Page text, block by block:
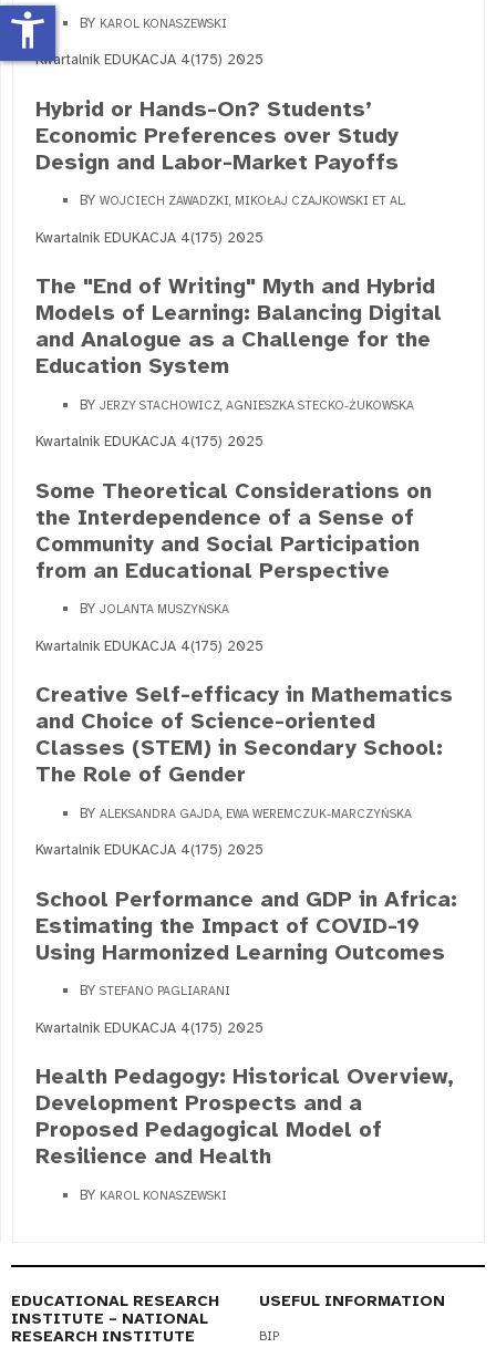
BY KAROL KONASZEWSKI
Kwartalnik EDUKACJA 4(175) 2025
Hybrid or Hands-On? Students’
Economic Preferences over Study
Design and Labor-Market Payoffs
BY WOJCIECH ZAWADZKI, MIKOŁAJ CZAJKOWSKI ET AL.
Kwartalnik EDUKACJA 4(175) 2025
The "End of Writing" Myth and Hybrid
Models of Learning: Balancing Digital
and Analogue as a Challenge for the
Education System
BY JERZY STACHOWICZ, AGNIESZKA STECKO-ŻUKOWSKA
Kwartalnik EDUKACJA 4(175) 2025
Some Theoretical Considerations on
the Interdependence of a Sense of
Community and Social Participation
from an Educational Perspective
BY JOLANTA MUSZYŃSKA
Kwartalnik EDUKACJA 4(175) 2025
Creative Self-efficacy in Mathematics
and Choice of Science-oriented
Classes (STEM) in Secondary School:
The Role of Gender
BY ALEKSANDRA GAJDA, EWA WEREMCZUK-MARCZYŃSKA
Kwartalnik EDUKACJA 4(175) 2025
School Performance and GDP in Africa:
Estimating the Impact of COVID-19
Using Harmonized Learning Outcomes
BY STEFANO PAGLIARANI
Kwartalnik EDUKACJA 4(175) 2025
Health Pedagogy: Historical Overview,
Development Prospects and a
Proposed Pedagogical Model of
Resilience and Health
BY KAROL KONASZEWSKI
EDUCATIONAL RESEARCH
INSTITUTE – NATIONAL
RESEARCH INSTITUTE
USEFUL INFORMATION
BIP
accessibility_new